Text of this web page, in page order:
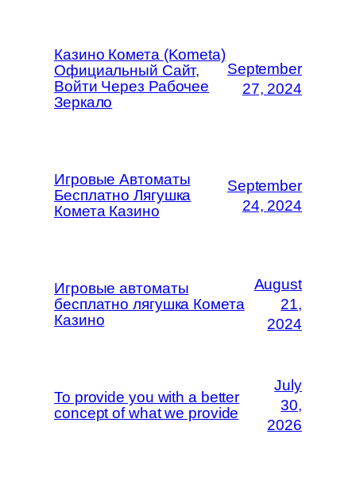
Казино Комета (Kometa)
Официальный Сайт,
Войти Через Рабочее
Зеркало
September
27, 2024
Игровые Автоматы
Бесплатно Лягушка
Комета Казино
September
24, 2024
Игровые автоматы
бесплатно лягушка Комета
Казино
August
21,
2024
To provide you with a better
concept of what we provide
July
30,
2026